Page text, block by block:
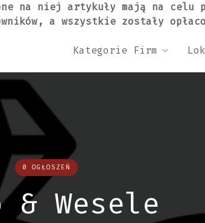
na niej artykuły mają na celu
a wszystkie zostały
Kategorie Firm
0 OGŁOSZEŃ
& Wesele